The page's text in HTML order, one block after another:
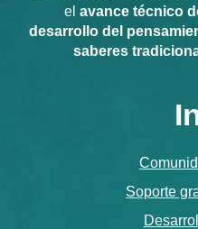
el avance técnico
desarrollo del
saberes
Soporte